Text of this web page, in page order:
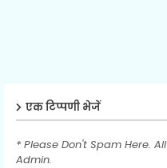
एक टिप्पणी भेजें
* Please Don't Spam Here.
Admin.